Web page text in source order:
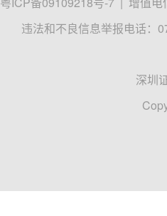
违法和不良信息举报电话：
深圳